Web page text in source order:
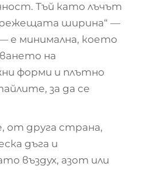
Тъй като лъчът
ширина“ —
е минимална, което
на
форми и плътно
за да се
от друга страна,
дъга и
въздух, азот или